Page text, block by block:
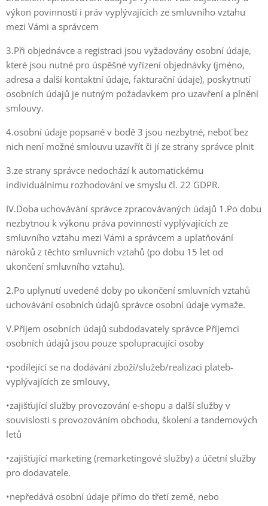
výkon povinností i práv vyplývajících ze smluvního vztahu
mezi Vámi a správcem
3.Při objednávce a registraci jsou vyžadovány osobní údaje,
které jsou nutné pro úspěšné vyřízení objednávky (jméno,
adresa a další kontaktní údaje, fakturační údaje), poskytnutí
osobních údajů je nutným požadavkem pro uzavření a plnění
smlouvy.
4.osobní údaje popsané v bodě 3 jsou nezbytné, neboť bez
nich není možné smlouvu uzavřít či jí ze strany správce plnit
3.ze strany správce nedochází k automatickému
individuálnímu rozhodování ve smyslu čl. 22 GDPR.
IV.Doba uchovávání správce zpracovávaných údajů 1.Po dobu
nezbytnou k výkonu práva povinností vyplývajících ze
smluvního vztahu mezi Vámi a správcem a uplatňování
nároků z těchto smluvních vztahů (po dobu 15 let od
ukončení smluvního vztahu).
2.Po uplynutí uvedené doby po ukončení smluvních vztahů
uchovávání osobních údajů správce osobní údaje vymaže.
V.Příjem osobních údajů subdodavately správce Příjemci
osobních údajů jsou pouze spolupracující osoby
•podílející se na dodávání zboží/služeb/realizaci plateb-
vyplývajících ze smlouvy,
•zajišťující služby provozování e-shopu a další služby v
souvislosti s provozováním obchodu, školení a tandemových
letů
•zajišťující marketing (remarketingové služby) a účetní služby
pro dodavatele.
•nepředává osobní údaje přímo do třetí země, nebo